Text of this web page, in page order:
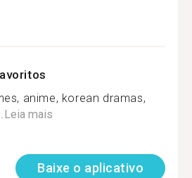
anime, korean dramas,
Leia mais
Baixe o aplicativo